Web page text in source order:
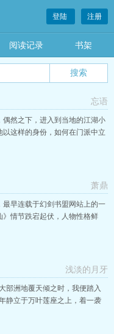
登陆 注册
阅读记录 书架
忘语
然之下，进入到当地的江湖小
这样的身份，如何在门派中立
萧鼎
最早连载于幻剑书盟网站上的一
情节跌宕起伏，人物性格鲜
浅淡的月牙
部洲地覆天倾之时，我便踏入
静立于万叶莲座之上，着一袭